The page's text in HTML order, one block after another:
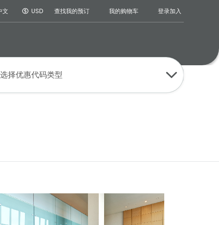
文 USD 查找我的预订 我的购物车 登录加入
选择优惠代码类型